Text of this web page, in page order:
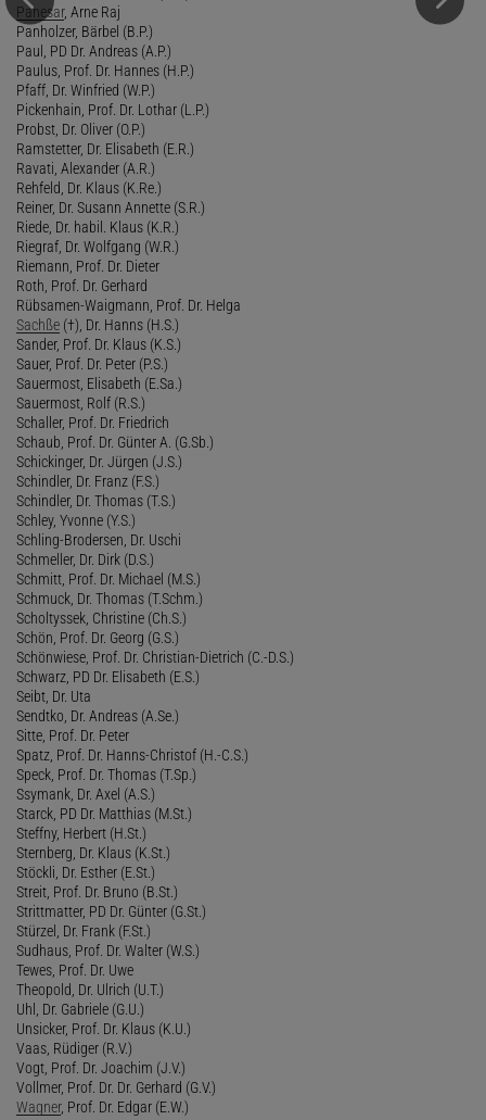
Panesar, Arne Raj
Panholzer, Bärbel (B.P.)
Paul, PD Dr. Andreas (A.P.)
Paulus, Prof. Dr. Hannes (H.P.)
Pfaff, Dr. Winfried (W.P.)
Pickenhain, Prof. Dr. Lothar (L.P.)
Probst, Dr. Oliver (O.P.)
Ramstetter, Dr. Elisabeth (E.R.)
Ravati, Alexander (A.R.)
Rehfeld, Dr. Klaus (K.Re.)
Reiner, Dr. Susann Annette (S.R.)
Riede, Dr. habil. Klaus (K.R.)
Riegraf, Dr. Wolfgang (W.R.)
Riemann, Prof. Dr. Dieter
Roth, Prof. Dr. Gerhard
Rübsamen-Waigmann, Prof. Dr. Helga
Sachße (†), Dr. Hanns (H.S.)
Sander, Prof. Dr. Klaus (K.S.)
Sauer, Prof. Dr. Peter (P.S.)
Sauermost, Elisabeth (E.Sa.)
Sauermost, Rolf (R.S.)
Schaller, Prof. Dr. Friedrich
Schaub, Prof. Dr. Günter A. (G.Sb.)
Schickinger, Dr. Jürgen (J.S.)
Schindler, Dr. Franz (F.S.)
Schindler, Dr. Thomas (T.S.)
Schley, Yvonne (Y.S.)
Schling-Brodersen, Dr. Uschi
Schmeller, Dr. Dirk (D.S.)
Schmitt, Prof. Dr. Michael (M.S.)
Schmuck, Dr. Thomas (T.Schm.)
Scholtyssek, Christine (Ch.S.)
Schön, Prof. Dr. Georg (G.S.)
Schönwiese, Prof. Dr. Christian-Dietrich (C.-D.S.)
Schwarz, PD Dr. Elisabeth (E.S.)
Seibt, Dr. Uta
Sendtko, Dr. Andreas (A.Se.)
Sitte, Prof. Dr. Peter
Spatz, Prof. Dr. Hanns-Christof (H.-C.S.)
Speck, Prof. Dr. Thomas (T.Sp.)
Ssymank, Dr. Axel (A.S.)
Starck, PD Dr. Matthias (M.St.)
Steffny, Herbert (H.St.)
Sternberg, Dr. Klaus (K.St.)
Stöckli, Dr. Esther (E.St.)
Streit, Prof. Dr. Bruno (B.St.)
Strittmatter, PD Dr. Günter (G.St.)
Stürzel, Dr. Frank (F.St.)
Sudhaus, Prof. Dr. Walter (W.S.)
Tewes, Prof. Dr. Uwe
Theopold, Dr. Ulrich (U.T.)
Uhl, Dr. Gabriele (G.U.)
Unsicker, Prof. Dr. Klaus (K.U.)
Vaas, Rüdiger (R.V.)
Vogt, Prof. Dr. Joachim (J.V.)
Vollmer, Prof. Dr. Dr. Gerhard (G.V.)
Wagner, Prof. Dr. Edgar (E.W.)